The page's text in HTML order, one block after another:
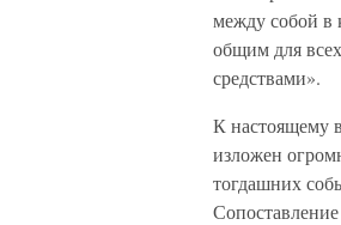
между собой в
общим для
средствами».
К настоящему
изложен
тогдашних